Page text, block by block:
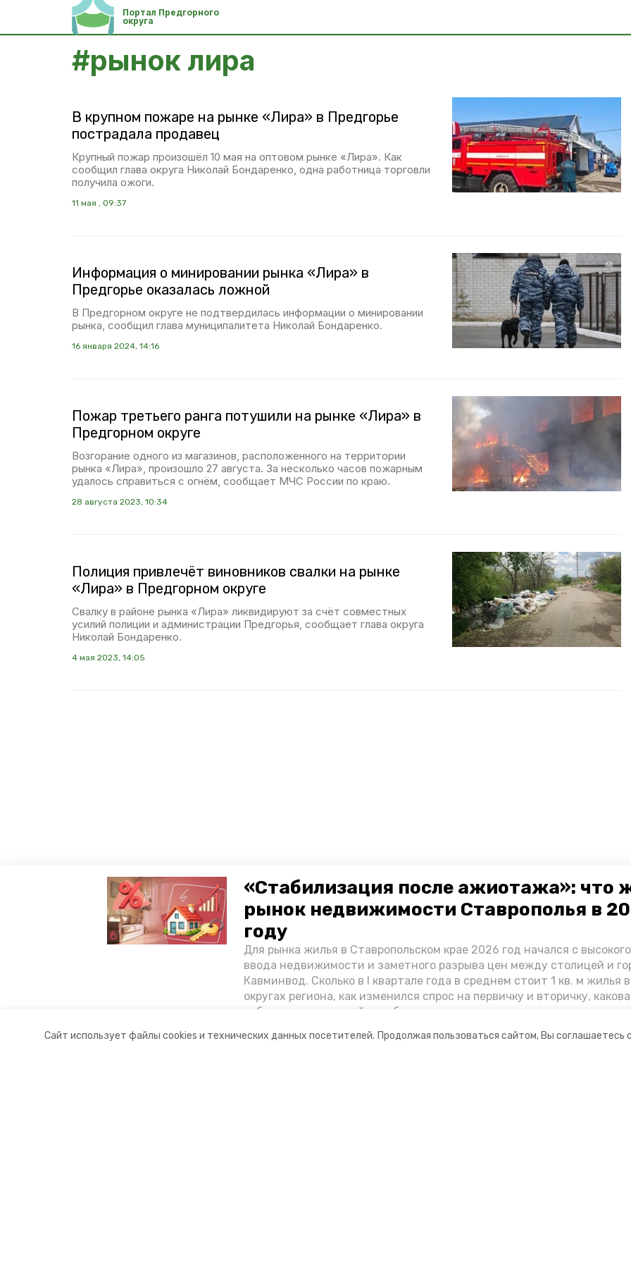
Сайт использует файлы cookies и технических данных посетителей. Продолжая пользоваться сайтом, Вы соглашаетесь с
«Стабилизация после ажиотажа»: что
рынок недвижимости Ставрополья в
году
Для рынка жилья в Ставропольском крае 2026 год начался с
ввода недвижимости и заметного разрыва цен между столицей и
Кавминвод. Сколько в I квартале года в среднем стоит 1 кв. м жилья
округах региона, как изменился спрос на первичку и вторичку, какова
себестоимость стройки собственного жилья в этом году и какие
«Победы26».
Портал Предгорного
округа
#рынок лира
В крупном пожаре на рынке «Лира» в Предгорье
пострадала продавец
Крупный пожар произошёл 10 мая на оптовом рынке «Лира». Как
сообщил глава округа Николай Бондаренко, одна работница торговли
получила ожоги.
11 мая , 09:37
Информация о минировании рынка «Лира» в
Предгорье оказалась ложной
В Предгорном округе не подтвердилась информации о минировании
рынка, сообщил глава муниципалитета Николай Бондаренко.
16 января 2024, 14:16
Пожар третьего ранга потушили на рынке «Лира» в
Предгорном округе
Возгорание одного из магазинов, расположенного на территории
рынка «Лира», произошло 27 августа. За несколько часов пожарным
удалось справиться с огнём, сообщает МЧС России по краю.
28 августа 2023, 10:34
Полиция привлечёт виновников свалки на рынке
«Лира» в Предгорном округе
Свалку в районе рынка «Лира» ликвидируют за счёт совместных
усилий полиции и администрации Предгорья, сообщает глава округа
Николай Бондаренко.
4 мая 2023, 14:05